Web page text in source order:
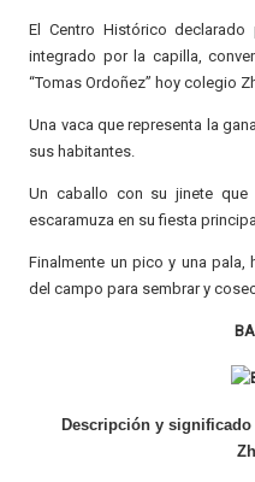
El Centro Histórico
integrado por la capilla,
“Tomas Ordoñez” hoy colegio
Una vaca que representa la
sus habitantes.
Un caballo con su jinete
escaramuza en su fiesta
Finalmente un pico y una pala,
del campo para sembrar y
Descripción y significado